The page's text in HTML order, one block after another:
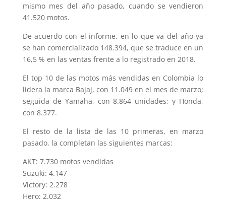
mismo mes del año pasado, cuando se vendieron
41.520 motos.
De acuerdo con el informe, en lo que va del año ya
se han comercializado 148.394, que se traduce en un
16,5 % en las ventas frente a lo registrado en 2018.
El top 10 de las motos más vendidas en Colombia lo
lidera la marca Bajaj, con 11.049 en el mes de marzo;
seguida de Yamaha, con 8.864 unidades; y Honda,
con 8.377.
El resto de la lista de las 10 primeras, en marzo
pasado, la completan las siguientes marcas:
AKT: 7.730 motos vendidas
Suzuki: 4.147
Victory: 2.278
Hero: 2.032